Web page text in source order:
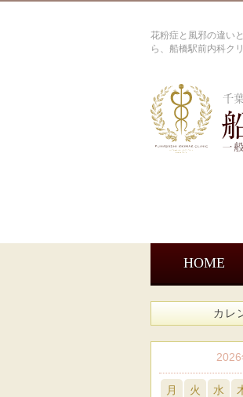
花粉症と風邪の違い
ら、船橋駅前内科ク
HOME
カレ
2026
月 火 水